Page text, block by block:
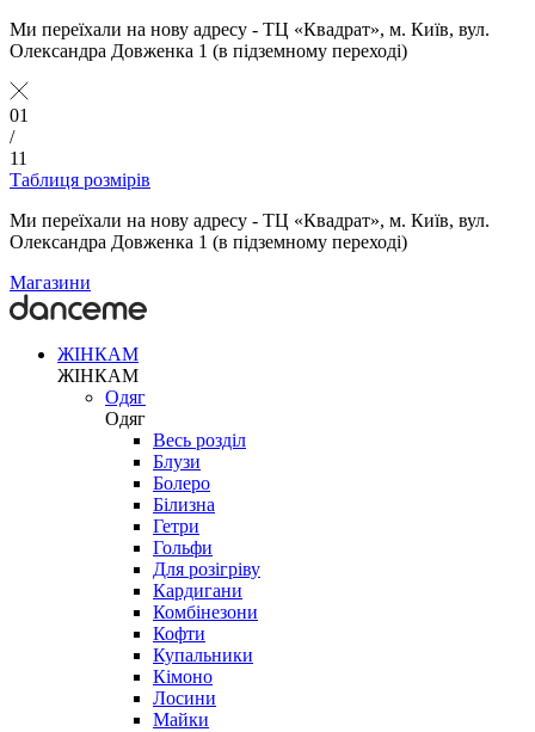
Ми переїхали на нову адресу - ТЦ «Квадрат», м. Київ, вул.
Олександра Довженка 1 (в підземному переході)
01
/
11
Таблиця розмірів
Ми переїхали на нову адресу - ТЦ «Квадрат», м. Київ, вул.
Олександра Довженка 1 (в підземному переході)
Магазини
ЖІНКАМ
ЖІНКАМ
Одяг
Одяг
Весь розділ
Блузи
Болеро
Білизна
Гетри
Гольфи
Для розігріву
Кардигани
Комбінезони
Кофти
Купальники
Кімоно
Лосини
Майки